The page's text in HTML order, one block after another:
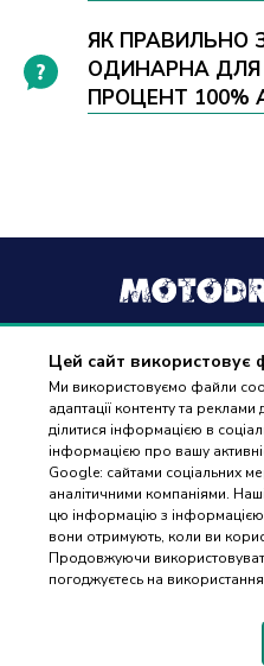
Цей сайт використовує
Ми використовуємо файли
адаптації контенту та
ділитися інформацією в
інформацією про вашу
Google: сайтами соціальних
аналітичними компаніями.
цю інформацію з інформацією,
вони отримують, коли ви
Продовжуючи
погоджуєтесь на
ЯК ПРАВИЛЬНО
ОДИНАРНА ДЛЯ
ПРОЦЕНТ 100%
+38(096)
дзвінки
Оплата